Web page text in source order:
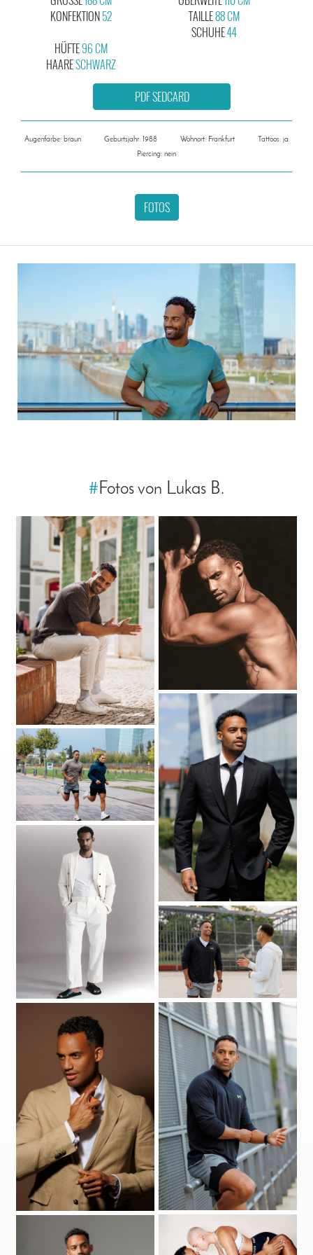
KONFEKTION52
TAILLE88 CM
SCHUHE44
HÜFTE96 CM
HAARESCHWARZ
PDF SEDCARD
Augenfarbe: braun Geburtsjahr: 1988 Wohnort: Frankfurt
Tattoos: ja
Piercing: nein
FOTOS
#Fotos von Lukas B.